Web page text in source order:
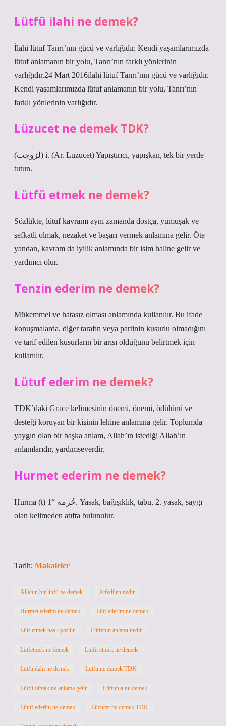
Lütfü ilahi ne demek?
İlahi lütuf Tanrı’nın gücü ve varlığıdır. Kendi yaşamlarımızda
lütuf anlamanın bir yolu, Tanrı’nın farklı yönlerinin
varlığıdır.24 Mart 2016ilahi lütuf Tanrı’nın gücü ve varlığıdır.
Kendi yaşamlarımızda lütuf anlamanın bir yolu, Tanrı’nın
farklı yönlerinin varlığıdır.
Lüzucet ne demek TDK?
(ﻟﺰﻭﺟﺖ) i. (Ar. Luzūcet) Yapıştırıcı, yapışkan, tek bir yerde
tutun.
Lütfü etmek ne demek?
Sözlükte, lütuf kavramı aynı zamanda dostça, yumuşak ve
şefkatli olmak, nezaket ve başarı vermek anlamına gelir. Öte
yandan, kavram da iyilik anlamında bir isim haline gelir ve
yardımcı olur.
Tenzin ederim ne demek?
Mükemmel ve hatasız olması anlamında kullanılır. Bu ifade
konuşmalarda, diğer tarafın veya partinin kusurlu olmadığını
ve tarif edilen kusurların bir arısı olduğunu belirtmek için
kullanılır.
Lütuf ederim ne demek?
TDK’daki Grace kelimesinin önemi, önemi, ödülünü ve
desteği koruyan bir kişinin lehine anlamına gelir. Toplumda
yaygın olan bir başka anlam, Allah’ın istediği Allah’ın
anlamlarıdır, yardımseverdir.
Hurmet ederim ne demek?
Ḥurma (t) حُرمة “1. Yasak, bağışıklık, tabu, 2. yasak, saygı
olan kelimeden atıfta bulunulur.
Tarih: Makaleler
Allahın bir lütfü ne demek Atfedilen nedir
Hurmet ederim ne demek Lütf ederim ne demek
Lütf etmek nasıl yazılır Lütfenin anlamı nedir
Lütfetmek ne demek Lütfü etmek ne demek
Lütfü ilahi ne demek Lütfü ne demek TDK
Lütfü olmak ne anlama gelir Lütfunla ne demek
Lütuf ederim ne demek Lüzucet ne demek TDK